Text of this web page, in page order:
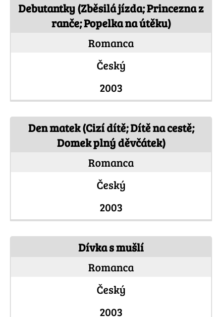
Debutantky (Zběsilá jízda; Princezna z
ranče; Popelka na útěku)
Romanca
Český
2003
Den matek (Cizí dítě; Dítě na cestě;
Domek plný děvčátek)
Romanca
Český
2003
Dívka s mušlí
Romanca
Český
2003